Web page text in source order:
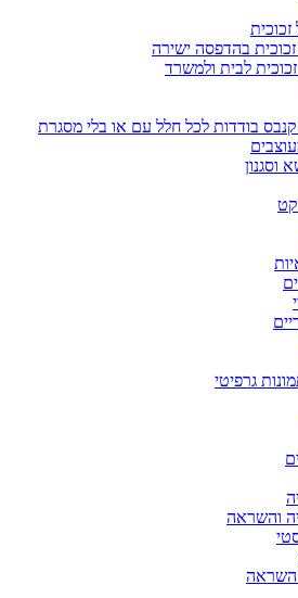
זכוכית
בהדפסה ישירה
לבית ולמשרד
קנבס בודדות לכל חלל עם או בלי מסגרת
וסגנון
גרפיטי
והשראה
השראה